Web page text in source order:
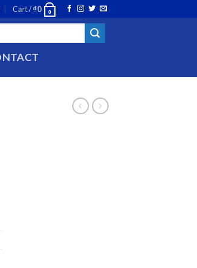
Cart /₫0 0